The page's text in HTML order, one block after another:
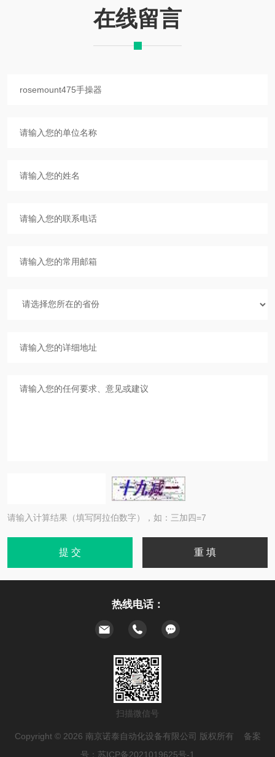
在线留言
请输入计算结果（填写阿拉伯数字），如：三加四=7
热线电话：
扫描微信号
Copyright © 2026 南京诺泰自动化设备有限公司 版权所有 备案
号： 苏ICP备2021019625号-1